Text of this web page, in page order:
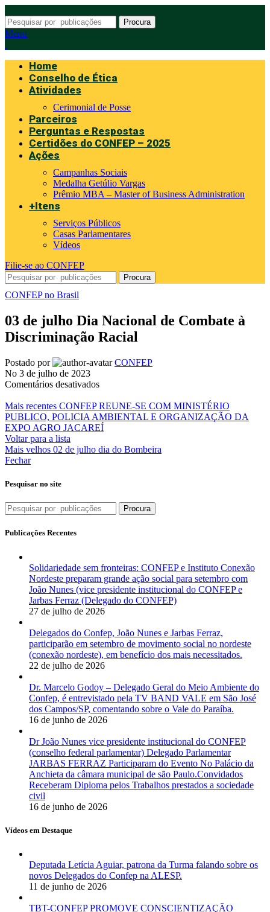
Procura
Menu
Home
Conselho de Ética
Atividades
Cerimonial de Posse
Parceiros
Perguntas e Respostas
Certidões do CONFEP – 2025
Ações
Campanhas Sociais
Medalha Getúlio Vargas
Prêmio MBA – Master of Business Administration
+Itens
Serviços Públicos
Casas Parlamentares
Vídeos
Filie-se ao CONFEP
Procura
CONFEP no Brasil
03 de julho Dia Nacional de Combate à
Discriminação Racial
Postado por
CONFEP
No 3 de julho de 2023
Comentários desativadosem
de
julho
Dia
de
Mais recentes CONFEP REUNE-SE COM MINISTÉRIO
PUBLICO, POLICIA AMBIENTAL E ORGANIZAÇÃO DA
EXPO AGRO JACAREÍ
Voltar para a lista
Mais velhos 02 de julho dia do Bombeira
Fechar
Pesquisar no site
Procura
Publicações Recentes
Solidariedade sem fronteiras: CONFEP e Instituto Conexão
Nordeste preparam grande ação social para setembro com
João Nunes (vice presidente institucional do CONFEP e
Jarbas Ferraz (Delegado do CONFEP)
27 de julho de 2026
Delegados do Confep, João Nunes e Jarbas Ferraz,
participarão em setembro de movimento social no nordeste
(conexão nordeste), em benefício dos mais necessitados.
22 de julho de 2026
Dr. Marcelo Godoy – Delegado Geral do Meio Ambiente do
Confep, é entrevistado pela TV BAND VALE em São José
dos Campos/SP, comentando sobre o Vale do Paraíba.
16 de junho de 2026
Dr João Nunes vice presidente institucional do CONFEP
(conselho federal parlamentar) Delegado Parlamentar
JARBAS FERRAZ Participaram do Evento No Palácio da
Anchieta da câmara municipal de são Paulo.Convidados
Receberam Diploma pelos Trabalhos prestados a sociedade
civil
16 de junho de 2026
Vídeos em Destaque
Deputada Letícia Aguiar, patrona da Turma falando sobre os
novos Delegados do Confep na ALESP.
11 de junho de 2026
TBT-CONFEP PROMOVE CONSCIENTIZAÇÃO